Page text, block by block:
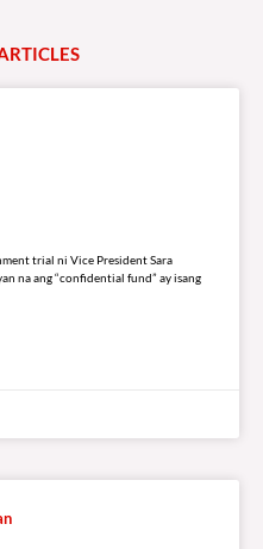
RTICLES
trial ni Vice President Sara
na ang “confidential fund” ay isang